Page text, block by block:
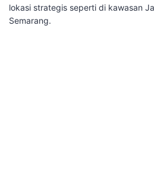
lokasi strategis seperti di kawasan
Semarang.